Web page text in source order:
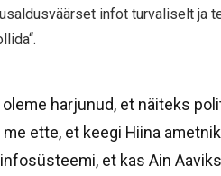
infot turvaliselt ja
harjunud, et näiteks
ette, et keegi Hiina
et kas Ain